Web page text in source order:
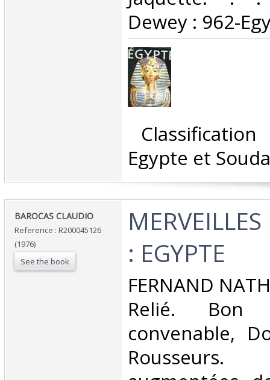
Dewey : 962-
Egypte et
‎BAROCAS CLAUDIO‎
Reference : R200045126
(1976)
See the book
: EGYPTE‎
‎FERNAND
Relié. Bon
convenable,